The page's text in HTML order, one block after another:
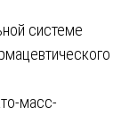
системе
масс-